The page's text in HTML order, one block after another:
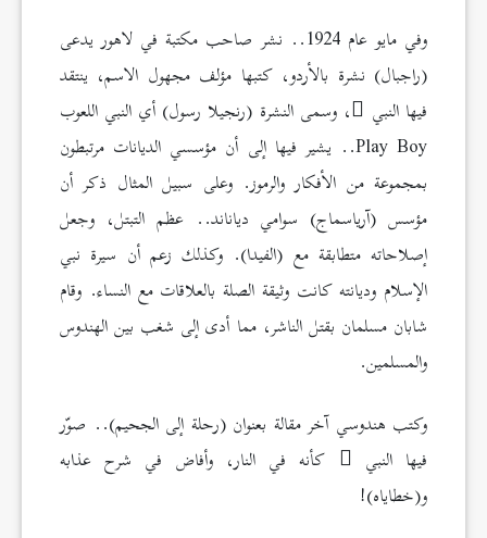
وفي مايو عام 1924.. نشر صاحب مكتبة في لاهور يدعى
(راجبال) نشرة بالأردو، كتبها مؤلف مجهول الاسم، ينتقد
فيها النبي ، وسمى النشرة (رنجيلا رسول) أي النبي اللعوب
Play Boy.. يشير فيها إلى أن مؤسسي الديانات مرتبطون
بمجموعة من الأفكار والرموز. وعلى سبيل المثال ذكر أن
مؤسس (آرياسماج) سوامي دياناند.. عظم التبتل، وجعل
إصلاحاته متطابقة مع (الفيدا). وكذلك زعم أن سيرة نبي
الإسلام وديانته كانت وثيقة الصلة بالعلاقات مع النساء. وقام
شابان مسلمان بقتل الناشر، مما أدى إلى شغب بين الهندوس
والمسلمين.
وكتب هندوسي آخر مقالة بعنوان (رحلة إلى الجحيم).. صوّر
فيها النبي
كأنه في النار، وأفاض في شرح عذابه
و(خطاياه)!